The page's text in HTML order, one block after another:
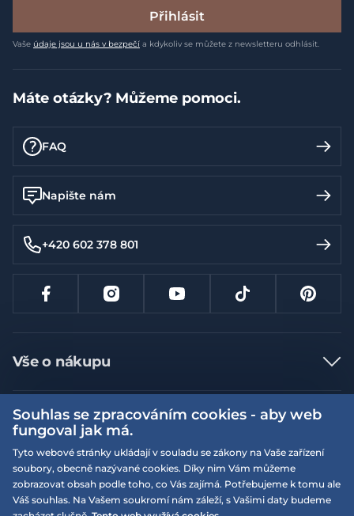
Přihlásit
Vaše údaje jsou u nás v bezpečí a kdykoliv se můžete z newsletteru odhlásit.
Máte otázky? Můžeme pomoci.
FAQ
Napište nám
+420 602 378 801
Vše o nákupu
Jak nakupovat
Nejčastější dotazy
Doprava a platba
Vrácení a výměna zboží
Reklamace
Více informací
Obchodní podmínky
Podmínky EQS věrnostního klubu
On-line katalogy
Naše prodejny
Souhlas se zpracováním cookies - aby web
fungoval jak má.
Tyto webové stránky ukládají v souladu se zákony na Vaše zařízení
soubory, obecně nazývané cookies. Díky nim Vám můžeme
zobrazovat obsah podle toho, co Vás zajímá. Potřebujeme k tomu ale
Váš souhlas. Na Vašem soukromí nám záleží, s Vašimi daty budeme